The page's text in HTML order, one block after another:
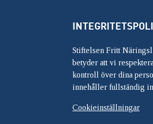
Stiftelsen Fritt
betyder att vi
kontroll över dina
innehåller fullständig
Cookieinställningar